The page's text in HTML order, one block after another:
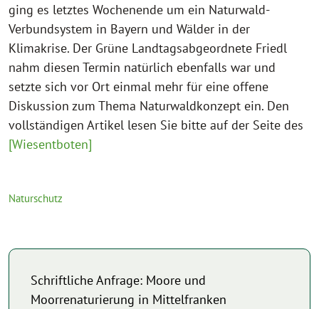
ging es letztes Wochenende um ein Naturwald-
Verbundsystem in Bayern und Wälder in der
Klimakrise. Der Grüne Landtagsabgeordnete Friedl
nahm diesen Termin natürlich ebenfalls war und
setzte sich vor Ort einmal mehr für eine offene
Diskussion zum Thema Naturwaldkonzept ein. Den
vollständigen Artikel lesen Sie bitte auf der Seite des
[Wiesentboten]
Naturschutz
Schriftliche Anfrage: Moore und
Moorrenaturierung in Mittelfranken